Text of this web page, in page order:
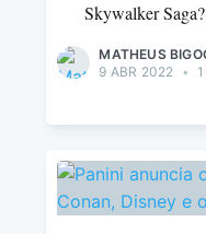
Skywalker
MATHEUS
9 ABR 2022 •